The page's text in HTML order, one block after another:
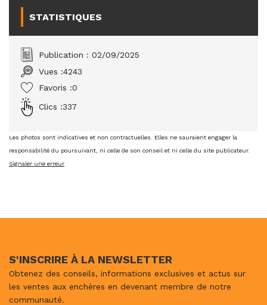
STATISTIQUES
Publication : 02/09/2025
Vues :4243
Favoris :0
Clics :337
Les photos sont indicatives et non contractuelles. Elles ne sauraient engager la
responsabilité du poursuivant, ni celle de son conseil et ni celle du site publicateur.
Signaler une erreur
S'INSCRIRE À LA NEWSLETTER
Obtenez des conseils, informations exclusives et actus sur
les ventes aux enchères en devenant membre de notre
communauté.